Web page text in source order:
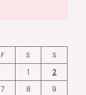
F S
S
1
2
7 8
9